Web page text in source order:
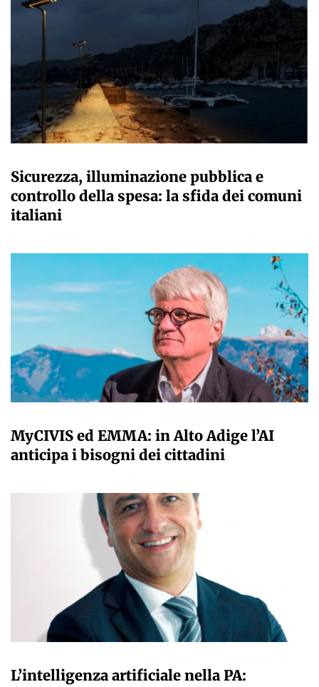
Sicurezza, illuminazione pubblica e
controllo della spesa: la sfida dei comuni
italiani
MyCIVIS ed EMMA: in Alto Adige l’AI
anticipa i bisogni dei cittadini
L’intelligenza artificiale nella PA: